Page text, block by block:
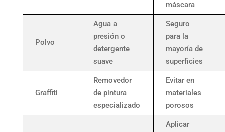
máscara
Polvo
Agua a
presión o
detergente
suave
Seguro
para la
mayoría de
superficies
Graffiti
Removedor
de pintura
especializado
Evitar en
materiales
porosos
Aplicar